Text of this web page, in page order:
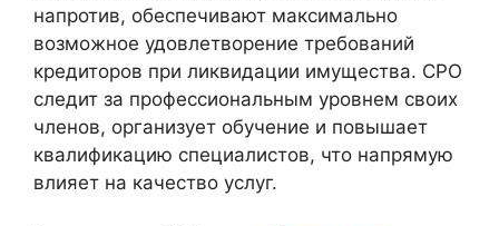
напротив, обеспечивают максимально
возможное удовлетворение требований
кредиторов при ликвидации имущества. СРО
следит за профессиональным уровнем своих
членов, организует обучение и повышает
квалификацию специалистов, что напрямую
влияет на качество услуг.